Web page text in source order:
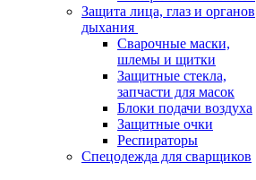
Защита лица, глаз и органов
дыхания
Сварочные маски,
шлемы и щитки
Защитные стекла,
запчасти для масок
Блоки подачи воздуха
Защитные очки
Респираторы
Спецодежда для сварщиков